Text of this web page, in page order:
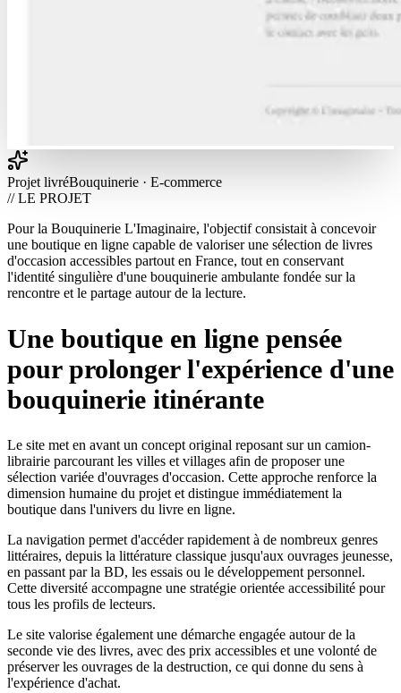
Projet livréBouquinerie · E-commerce
// LE PROJET
Pour la Bouquinerie L'Imaginaire, l'objectif consistait à concevoir
une boutique en ligne capable de valoriser une sélection de livres
d'occasion accessibles partout en France, tout en conservant
l'identité singulière d'une bouquinerie ambulante fondée sur la
rencontre et le partage autour de la lecture.
Une boutique en ligne pensée
pour prolonger l'expérience d'une
bouquinerie itinérante
Le site met en avant un concept original reposant sur un camion-
librairie parcourant les villes et villages afin de proposer une
sélection variée d'ouvrages d'occasion. Cette approche renforce la
dimension humaine du projet et distingue immédiatement la
boutique dans l'univers du livre en ligne.
La navigation permet d'accéder rapidement à de nombreux genres
littéraires, depuis la littérature classique jusqu'aux ouvrages jeunesse,
en passant par la BD, les essais ou le développement personnel.
Cette diversité accompagne une stratégie orientée accessibilité pour
tous les profils de lecteurs.
Le site valorise également une démarche engagée autour de la
seconde vie des livres, avec des prix accessibles et une volonté de
préserver les ouvrages de la destruction, ce qui donne du sens à
l'expérience d'achat.